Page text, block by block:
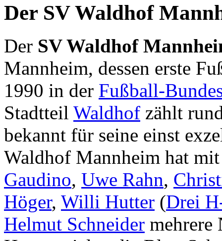
Der SV Waldhof
Der SV Waldhof
Mannheim, dessen erste
1990 in der Fußball-
Stadtteil Waldhof zählt
bekannt für seine einst
Waldhof Mannheim hat
Gaudino, Uwe Rahn,
Höger, Willi Hutter (Drei
Helmut Schneider mehrere